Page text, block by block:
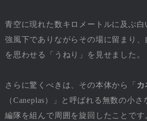
青空に現れた数キロメートルに及ぶ白
強風下でありながらその場に留まり、
を思わせる「うねり」を見せました。
さらに驚くべきは、その本体から「 カ
（Caneplas）」と呼ばれる無数の小さ
編隊を組んで周囲を旋回したことです